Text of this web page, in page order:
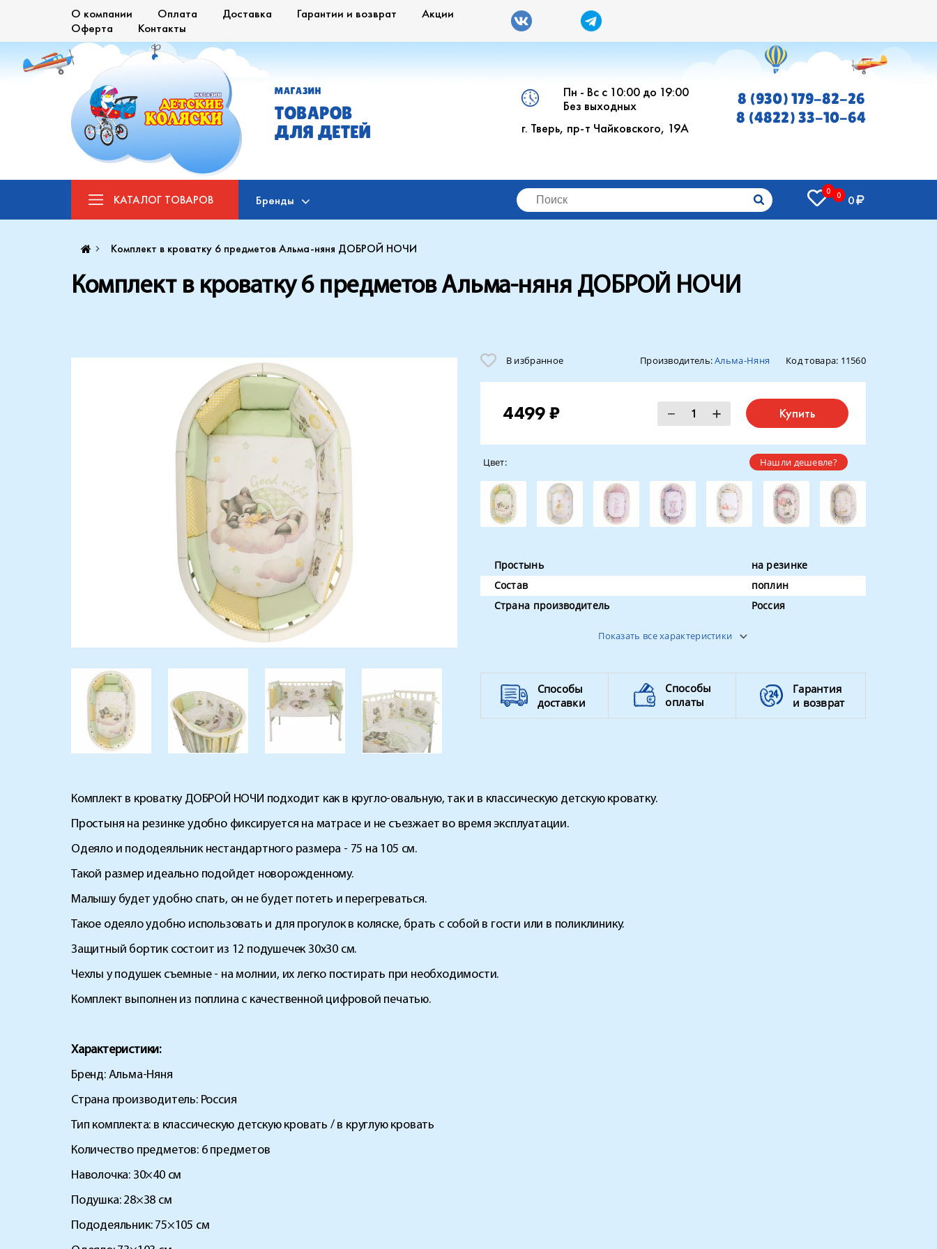
О компании Оплата Доставка Гарантии и возврат
Акции
Оферта
Контакты
МАГАЗИН
ТОВАРОВ
ДЛЯ ДЕТЕЙ
Пн - Вс с 10:00 до 19:00
Без выходных
г. Тверь, пр-т Чайковского, 19А
8 (930) 179-82-26
8 (4822) 33-10-64
КАТАЛОГ ТОВАРОВ Бренды
0 0 0
Комплект в кроватку 6 предметов Альма-няня ДОБРОЙ НОЧИ
Комплект в кроватку 6 предметов Альма-няня ДОБРОЙ НОЧИ
В избранное Производитель:Альма-Няня Код товара: 11560
4499 ₽ Купить
Нашли дешевле?
Цвет:
Простынь
на резинке
Состав
поплин
Страна производитель
Россия
Показать все характеристики
Способы
доставки
Способы
оплаты
Гарантия
и возврат
Комплект в кроватку ДОБРОЙ НОЧИ подходит как в кругло-овальную, так и в классическую детскую кроватку.
Простыня на резинке удобно фиксируется на матрасе и не съезжает во время эксплуатации.
Одеяло и пододеяльник нестандартного размера - 75 на 105 см.
Такой размер идеально подойдет новорожденному.
Малышу будет удобно спать, он не будет потеть и перегреваться.
Такое одеяло удобно использовать и для прогулок в коляске, брать с собой в гости или в поликлинику.
Защитный бортик состоит из 12 подушечек 30х30 см.
Чехлы у подушек съемные - на молнии, их легко постирать при необходимости.
Комплект выполнен из поплина с качественной цифровой печатью.
Характеристики:
Бренд: Альма-Няня
Страна производитель: Россия
Тип комплекта: в классическую детскую кровать / в круглую кровать
Количество предметов: 6 предметов
Наволочка: 30×40 см
Подушка: 28×38 см
Пододеяльник: 75×105 см